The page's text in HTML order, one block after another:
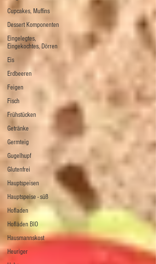
Cupcakes, Muffins
Dessert Komponenten
Eingelegtes,
Eingekochtes, Dörren
Eis
Erdbeeren
Feigen
Fisch
Frühstücken
Getränke
Germteig
Gugelhupf
Glutenfrei
Hauptspeisen
Hauptspeise - süß
Hofladen
Hofläden BIO
Hausmannskost
Heuriger